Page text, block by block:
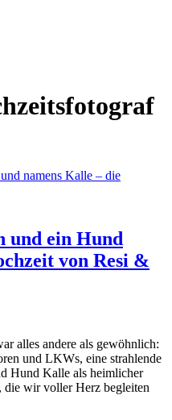
und ein Hund
von Resi &
alles andere als gewöhnlich:
und LKWs, eine strahlende
Hund Kalle als heimlicher
die wir voller Herz begleiten